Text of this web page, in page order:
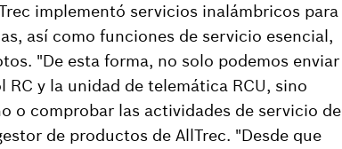
implementó servicios inalámbricos para
así como funciones de servicio esencial,
"De esta forma, no solo podemos enviar
y la unidad de telemática RCU, sino
o comprobar las actividades de servicio de
de productos de AllTrec. "Desde que